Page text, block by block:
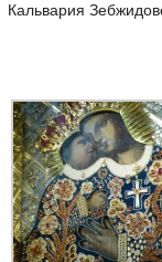
Кальвария